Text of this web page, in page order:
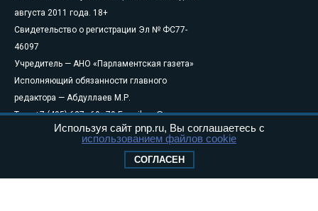
августа 2011 года. 18+
Свидетельство о регистрации Эл № ФС77-
46097
Учредитель — АНО «Парламентская газета»
Исполняющий обязанности главного
редактора — Абдуллаев М.Р.
Тел.: +7 (495) 637–69–79 E-mail:pg@pnp.ru
«Парламентская газета» - официальное еженедельное издание
Федерального Собрания РФ. Издается с 1997 года. Учредители
газеты - Государственная Дума и Совет Федерации РФ. Официальный
Используя сайт pnp.ru, Вы соглашаетесь с
использованием файлов cookie
СОГЛАСЕН